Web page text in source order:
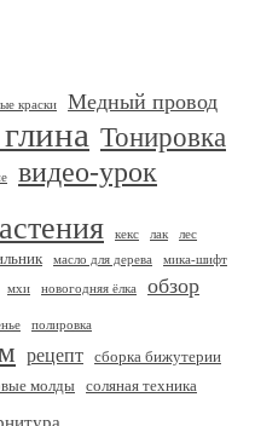
краски Медный провод
Тонировка
видео-урок
кекс лак
лес
масло для дерева мика-шифт
мхи новогодняя ёлка обзор
полировка
рецепт сборка бижутерии
молды соляная техника